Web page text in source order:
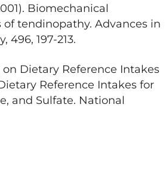
Biomechanical
tendinopathy. Advances in
197-213.
Dietary Reference Intakes
Reference Intakes for
and Sulfate. National